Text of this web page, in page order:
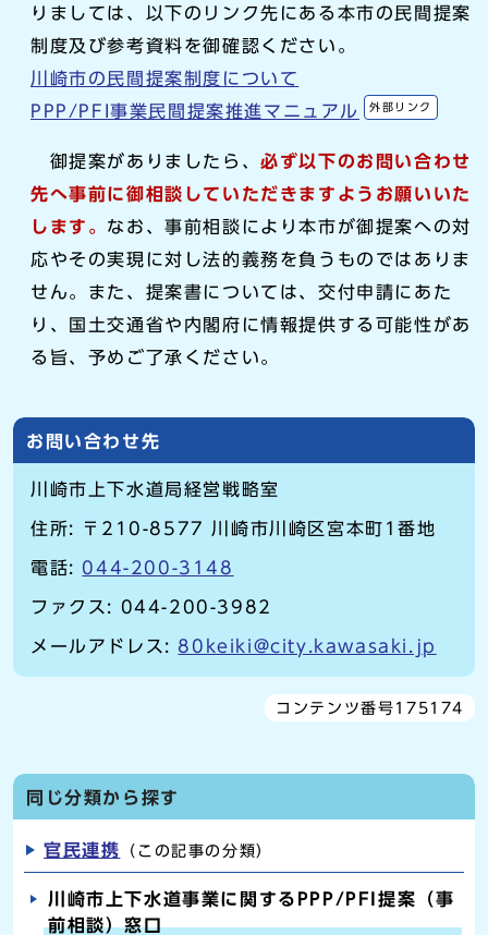
りましては、以下のリンク先にある本市の民間提案
制度及び参考資料を御確認ください。
川崎市の民間提案制度について
PPP/PFI事業民間提案推進マニュアル
外部リンク
御提案がありましたら、必ず以下のお問い合わせ
先へ事前に御相談していただきますようお願いいた
します。 なお、事前相談により本市が御提案への対
応やその実現に対し法的義務を負うものではありま
せん。また、提案書については、交付申請にあた
り、国土交通省や内閣府に情報提供する可能性があ
る旨、予めご了承ください。
お問い合わせ先
川崎市上下水道局経営戦略室
住所: 〒210-8577 川崎市川崎区宮本町1番地
電話: 044-200-3148
ファクス: 044-200-3982
メールアドレス: 80keiki@city.kawasaki.jp
コンテンツ番号175174
同じ分類から探す
官民連携 （この記事の分類）
川崎市上下水道事業に関するPPP/PFI提案（事
前相談）窓口